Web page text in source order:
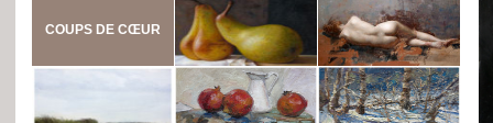
COUPS DE CŒUR